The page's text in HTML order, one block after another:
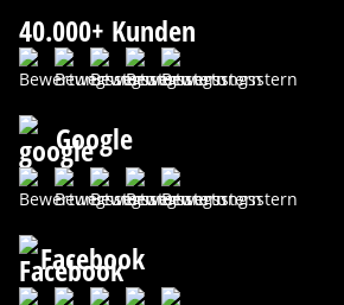
40.000+ Kunden
Google
Facebook